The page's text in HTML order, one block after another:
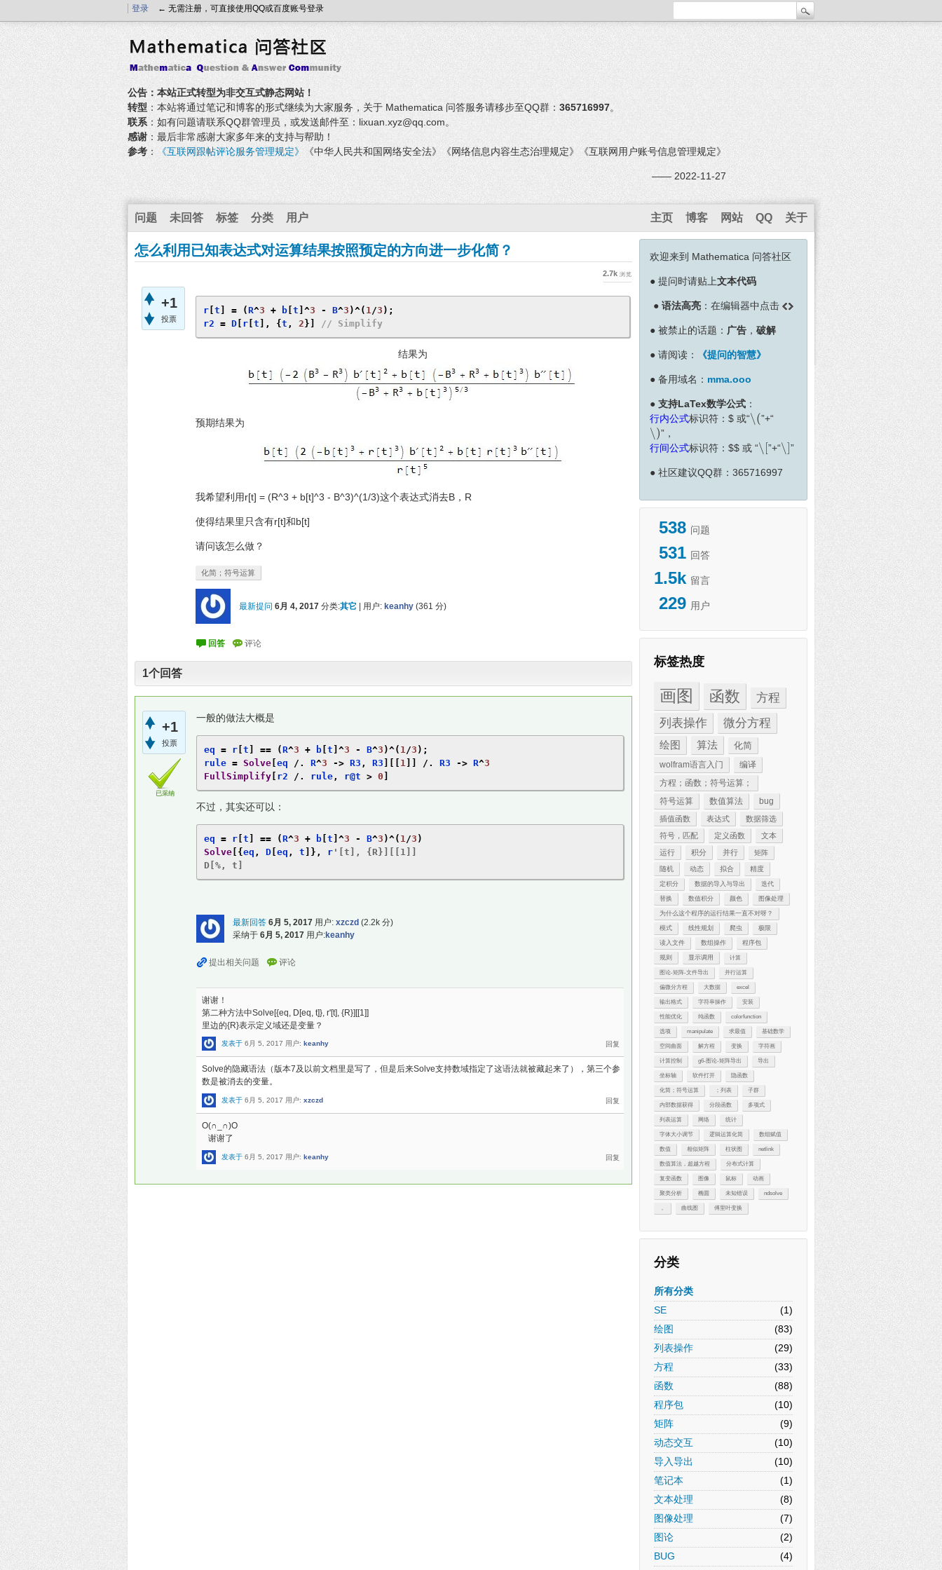
登录 ← 无需注册，可直接使用QQ或百度账号登录
公告：本站正式转型为非交互式静态网站！
转型 ：本站将通过笔记和博客的形式继续为大家服务，关于 Mathematica 问答服务请移步至QQ群： 365716997。
联系 ：如有问题请联系QQ群管理员，或发送邮件至：lixuan.xyz@qq.com。
感谢 ：最后非常感谢大家多年来的支持与帮助！
参考 ： 《互联网跟帖评论服务管理规定》 《中华人民共和国网络安全法》《网络信息内容生态治理规定》《互联网用户账号信息管理规定》
—— 2022-11-27
问题 未回答 标签 分类 用户 关于
QQ
网站
博客
主页
欢迎来到 Mathematica 问答社区
● 提问时请贴上文本代码
● 语法高亮 ：在编辑器中点击
● 被禁止的话题： 广告 ， 破解
● 请阅读： 《提问的智慧》
● 备用域名： mma.ooo
● 支持LaTex数学公式 ：
行内公式标识符： $ 或“∖(
∖ ( ”+“
∖)
∖ ) ”，
行间公式标识符： $$ 或 “∖
∖ ”+“∖
∖ ”
● 社区建议QQ群：365716997
538 问题
531 回答
1.5k 留言
229 用户
标签热度
画图 函数
方程
列表操作
微分方程
绘图 算法 化简
wolfram语言入门
编译
方程；函数；符号运算；
符号运算
数值算法 bug
插值函数 表达式
数据筛选
符号，匹配
定义函数
文本
运行
积分 并行 矩阵
随机 动态 拟合 精度
定积分 数据的导入与导出 迭代
替换 数值积分 颜色 图像处理
为什么这个程序的运行结果一直不对呀？
模式 线性规划 爬虫 极限
读入文件 数组操作 程序包
规则 显示调用 计算
图论-矩阵-文件导出 并行运算
偏微分方程 大数据 excel
输出格式 字符串操作 安装
性能优化 纯函数 colorfunction
选项 manipulate 求最值 基础数学
空间曲面 解方程 变换 字符画
计算控制 g6-图论-矩阵导出 导出
坐标轴 软件打开 隐函数
化简；符号运算 ；列表 子群
内部数据获得 分段函数 多项式
列表运算 网络 统计
字体大小调节 逻辑运算化简 数组赋值
数值 相似矩阵 柱状图 netlink
数值算法，超越方程 分布式计算
复变函数 图像 鼠标 动画
聚类分析 椭圆 未知错误 ndsolve
， 曲线图 傅里叶变换
分类
所有分类
SE
(1)
绘图
(83)
列表操作
(29)
方程
(33)
函数
(88)
程序包
(10)
矩阵
(9)
动态交互
(10)
导入导出
(10)
笔记本
(1)
文本处理
(8)
图像处理
(7)
图论
(2)
BUG
(4)
怎么利用已知表达式对运算结果按照预定的方向进一步化简？
+1
投票
2.7k 浏览
r t = (R^3 + b t ]^3 - B^3 )^( 1/3 );
r2 = D r t ], { t , 2 }] // Simplify
结果为
预期结果为
我希望利用r[t] = (R^3 + b[t]^3 - B^3)^(1/3)这个表达式消去B，R
使得结果里只含有r[t]和b[t]
请问该怎么做？
化简；符号运算
最新提问 6月 4, 2017 分类:其它 用户: keanhy (361 分)
1个回答
+1
投票
已采纳
一般的做法大概是
eq = r [t ] == (R^3 + b [t ]^3 - B^3 )^( 1 /3 );
rule = Solve [eq /. R^3 -> R3 , R3 ][[ 1 ]] /. R3 -> R^3
FullSimplify [ r2 /. rule , r@t > 0 ]
不过，其实还可以：
eq = r [t ] == (R^3 + b [t ]^3 - B^3 )^( 1 /3 )
Solve [{eq , D [eq , t ]}, r '[t], {R}][[1]]
D[%, t]
最新回答 6月 5, 2017 用户: xzczd (2.2k 分)
采纳于 6月 5, 2017 用户:keanhy
谢谢！
第二种方法中Solve[{eq, D[eq, t]}, r'[t], {R}][[1]]
里边的{R}表示定义域还是变量？
发表于 6月 5, 2017 用户: keanhy
Solve的隐藏语法（版本7及以前文档里是写了，但是后来Solve支持数域指定了这语法就被藏起来了），第三个参
数是被消去的变量。
发表于 6月 5, 2017 用户: xzczd
O(∩_∩)O
谢谢了
发表于 6月 5, 2017 用户: keanhy